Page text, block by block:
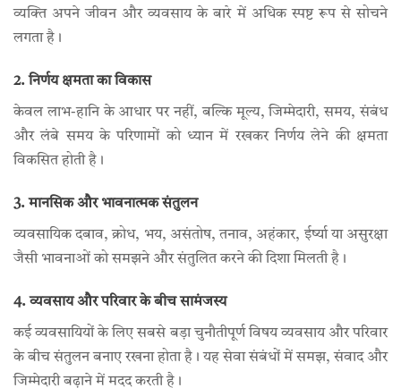
व्यक्ति अपने जीवन और व्यवसाय के बारे में अधिक स्पष्ट रूप से सोचने
लगता है।
2. निर्णय क्षमता का विकास
केवल लाभ-हानि के आधार पर नहीं, बल्कि मूल्य, जिम्मेदारी, समय, संबंध
और लंबे समय के परिणामों को ध्यान में रखकर निर्णय लेने की क्षमता
विकसित होती है।
3. मानसिक और भावनात्मक संतुलन
व्यवसायिक दबाव, क्रोध, भय, असंतोष, तनाव, अहंकार, ईर्ष्या या असुरक्षा
जैसी भावनाओं को समझने और संतुलित करने की दिशा मिलती है।
4. व्यवसाय और परिवार के बीच सामंजस्य
कई व्यवसायियों के लिए सबसे बड़ा चुनौतीपूर्ण विषय व्यवसाय और परिवार
के बीच संतुलन बनाए रखना होता है। यह सेवा संबंधों में समझ, संवाद और
जिम्मेदारी बढ़ाने में मदद करती है।